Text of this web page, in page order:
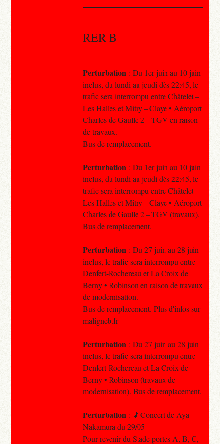
RER B
Perturbation : Du 1er juin au 10 juin
inclus, du lundi au jeudi dès 22:45, le
trafic sera interrompu entre Châtelet –
Les Halles et Mitry – Claye • Aéroport
Charles de Gaulle 2 – TGV en raison
de travaux.
Bus de remplacement.
Perturbation : Du 1er juin au 10 juin
inclus, du lundi au jeudi dès 22:45, le
trafic sera interrompu entre Châtelet –
Les Halles et Mitry – Claye • Aéroport
Charles de Gaulle 2 – TGV (travaux).
Bus de remplacement.
Perturbation : Du 27 juin au 28 juin
inclus, le trafic sera interrompu entre
Denfert-Rochereau et La Croix de
Berny • Robinson en raison de travaux
de modernisation.
Bus de remplacement. Plus d'infos sur
maligneb.fr
Perturbation : Du 27 juin au 28 juin
inclus, le trafic sera interrompu entre
Denfert-Rochereau et La Croix de
Berny • Robinson (travaux de
modernisation). Bus de remplacement.
Perturbation : 🎵Concert de Aya
Nakamura du 29/05
Pour revenir du Stade portes A, B, C,